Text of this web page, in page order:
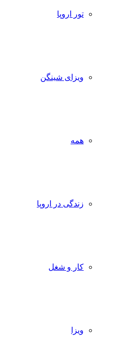
تور اروپا
ویزای شینگن
همه
زندگی در اروپا
کار و شغل
ویزا